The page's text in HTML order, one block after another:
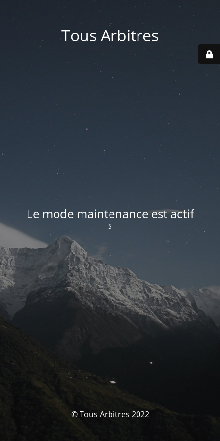
Tous Arbitres
Le mode maintenance est actif
S
© Tous Arbitres 2022